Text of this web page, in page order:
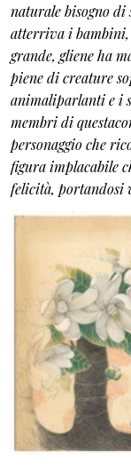
naturale bisogno
atterriva i bambini,
grande, gliene ha
piene di creature
animaliparlanti e i
membri di
personaggio che
figura implacabile
felicità,